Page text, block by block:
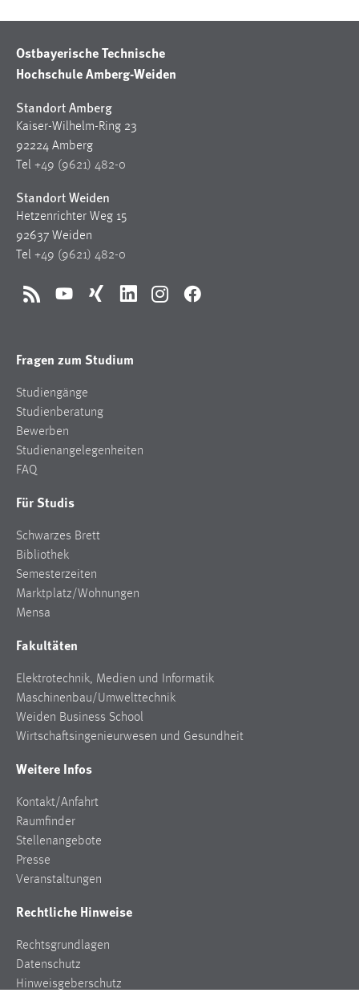
Ostbayerische Technische
Hochschule Amberg-Weiden
Standort Amberg
Kaiser-Wilhelm-Ring 23
92224 Amberg
Tel +49 (9621) 482-0
Standort Weiden
Hetzenrichter Weg 15
92637 Weiden
Tel +49 (9621) 482-0
RSS YouTubeXing LinkedInInstagramFacebook
Fragen zum Studium
Studiengänge
Studienberatung
Bewerben
Studienangelegenheiten
FAQ
Für Studis
Schwarzes Brett
Bibliothek
Semesterzeiten
Marktplatz/Wohnungen
Mensa
Fakultäten
Elektrotechnik, Medien und Informatik
Maschinenbau/Umwelttechnik
Weiden Business School
Wirtschaftsingenieurwesen und Gesundheit
Weitere Infos
Kontakt/Anfahrt
Raumfinder
Stellenangebote
Presse
Veranstaltungen
Rechtliche Hinweise
Rechtsgrundlagen
Datenschutz
Hinweisgeberschutz